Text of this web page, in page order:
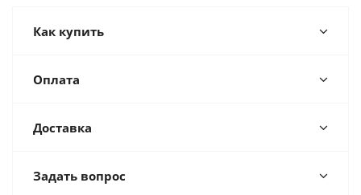
Как купить
Оплата
Доставка
Задать вопрос